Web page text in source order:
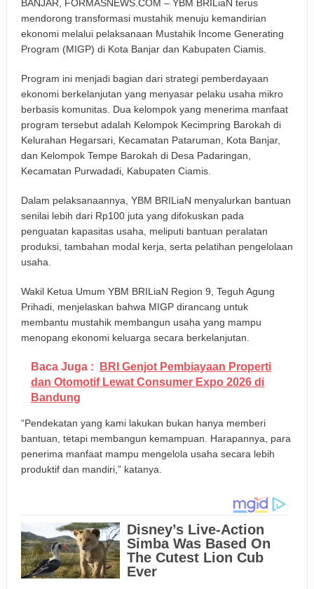
Wali Kota Dorong Wisata Berbasis Alam dan Pemberdayaan
Warga
Funtastic 8 Basketball Cup 2026 Jadi Ajang Silaturahmi
Alumni dan Penggerak Sport Tourism
Farhan: Kritik Mahasiswa Penting untuk Kemajuan Kota
Bandung
Perkuat Layanan Kesehatan di Subang
BANJAR, FORMASNEWS.COM – YBM BRILiaN terus
mendorong transformasi mustahik menuju kemandirian
ekonomi melalui pelaksanaan Mustahik Income Generating
Program (MIGP) di Kota Banjar dan Kabupaten Ciamis.
Program ini menjadi bagian dari strategi pemberdayaan
ekonomi berkelanjutan yang menyasar pelaku usaha mikro
berbasis komunitas. Dua kelompok yang menerima manfaat
program tersebut adalah Kelompok Kecimpring Barokah di
Kelurahan Hegarsari, Kecamatan Pataruman, Kota Banjar,
dan Kelompok Tempe Barokah di Desa Padaringan,
Kecamatan Purwadadi, Kabupaten Ciamis.
Dalam pelaksanaannya, YBM BRILiaN menyalurkan bantuan
senilai lebih dari Rp100 juta yang difokuskan pada
penguatan kapasitas usaha, meliputi bantuan peralatan
produksi, tambahan modal kerja, serta pelatihan pengelolaan
usaha.
Wakil Ketua Umum YBM BRILiaN Region 9, Teguh Agung
Prihadi, menjelaskan bahwa MIGP dirancang untuk
membantu mustahik membangun usaha yang mampu
menopang ekonomi keluarga secara berkelanjutan.
Baca Juga :
BRI Genjot Pembiayaan Properti
dan Otomotif Lewat Consumer Expo 2026 di
Bandung
“Pendekatan yang kami lakukan bukan hanya memberi
bantuan, tetapi membangun kemampuan. Harapannya, para
penerima manfaat mampu mengelola usaha secara lebih
produktif dan mandiri,” katanya.